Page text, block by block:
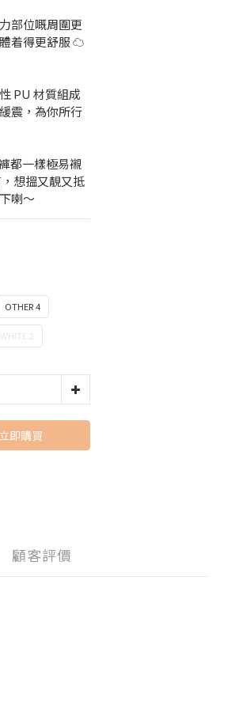
部位嘅周圍更
着得更舒服 ☁
PU 材質組成
震，為你所行
都一樣極易襯
想搵又靚又抵
喇～
OTHER 4
WHITE 2
立即購買
顧客評價